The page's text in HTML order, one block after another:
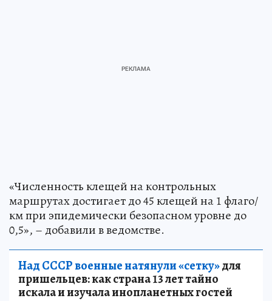
«Численность клещей на контрольных
маршрутах достигает до 45 клещей на 1 флаго/
км при эпидемически безопасном уровне до
0,5», – добавили в ведомстве.
Над СССР военные натянули «сетку»для
пришельцев: как страна 13 лет тайно
искала и изучала инопланетных гостей